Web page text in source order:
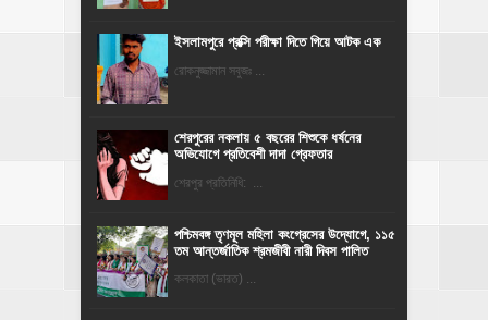
ইসলামপুরে প্রক্সি পরীক্ষা দিতে গিয়ে আটক এক
রোকনুজ্জামান সবুজঃ ...
শেরপুরের নকলায় ৫ বছরের শিশুকে ধর্ষনের
অভিযোগে প্রতিবেশী দাদা গ্রেফতার
শেরপুর প্রতিনিধি: ...
পশ্চিমবঙ্গ তৃণমূল মহিলা কংগ্রেসের উদ্যোগে, ১১৫
তম আন্তর্জাতিক শ্রমজীবী নারী দিবস পালিত
কলকাতা (ভারত) ...